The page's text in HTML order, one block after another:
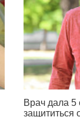
Врач дала 5
защититься